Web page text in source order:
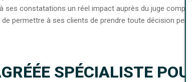
ses constatations un réel impact auprès du juge
permettre à ses clients de prendre toute décision
SPÉCIALISTE